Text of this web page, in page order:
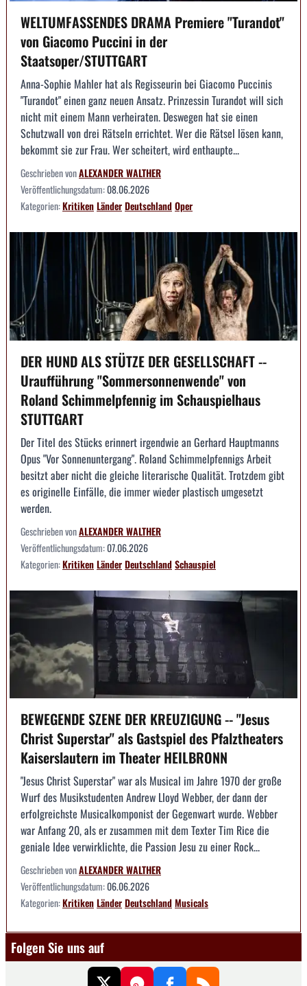
WELTUMFASSENDES DRAMA Premiere "Turandot"
von Giacomo Puccini in der
Staatsoper/STUTTGART
Anna-Sophie Mahler hat als Regisseurin bei Giacomo Puccinis
"Turandot" einen ganz neuen Ansatz. Prinzessin Turandot will sich
nicht mit einem Mann verheiraten. Deswegen hat sie einen
Schutzwall von drei Rätseln errichtet. Wer die Rätsel lösen kann,
bekommt sie zur Frau. Wer scheitert, wird enthaupte...
Geschrieben vonALEXANDER WALTHER
Veröffentlichungsdatum:08.06.2026
Kategorien:KritikenLänderDeutschlandOper
DER HUND ALS STÜTZE DER GESELLSCHAFT --
Uraufführung "Sommersonnenwende" von
Roland Schimmelpfennig im Schauspielhaus
STUTTGART
Der Titel des Stücks erinnert irgendwie an Gerhard Hauptmanns
Opus "Vor Sonnenuntergang". Roland Schimmelpfennigs Arbeit
besitzt aber nicht die gleiche literarische Qualität. Trotzdem gibt
es originelle Einfälle, die immer wieder plastisch umgesetzt
werden.
Geschrieben vonALEXANDER WALTHER
Veröffentlichungsdatum:07.06.2026
Kategorien:KritikenLänderDeutschlandSchauspiel
BEWEGENDE SZENE DER KREUZIGUNG -- "Jesus
Christ Superstar" als Gastspiel des Pfalztheaters
Kaiserslautern im Theater HEILBRONN
"Jesus Christ Superstar" war als Musical im Jahre 1970 der große
Wurf des Musikstudenten Andrew Lloyd Webber, der dann der
erfolgreichste Musicalkomponist der Gegenwart wurde. Webber
war Anfang 20, als er zusammen mit dem Texter Tim Rice die
geniale Idee verwirklichte, die Passion Jesu zu einer Rock...
Geschrieben vonALEXANDER WALTHER
Veröffentlichungsdatum:06.06.2026
Kategorien:KritikenLänderDeutschlandMusicals
Folgen Sie uns auf